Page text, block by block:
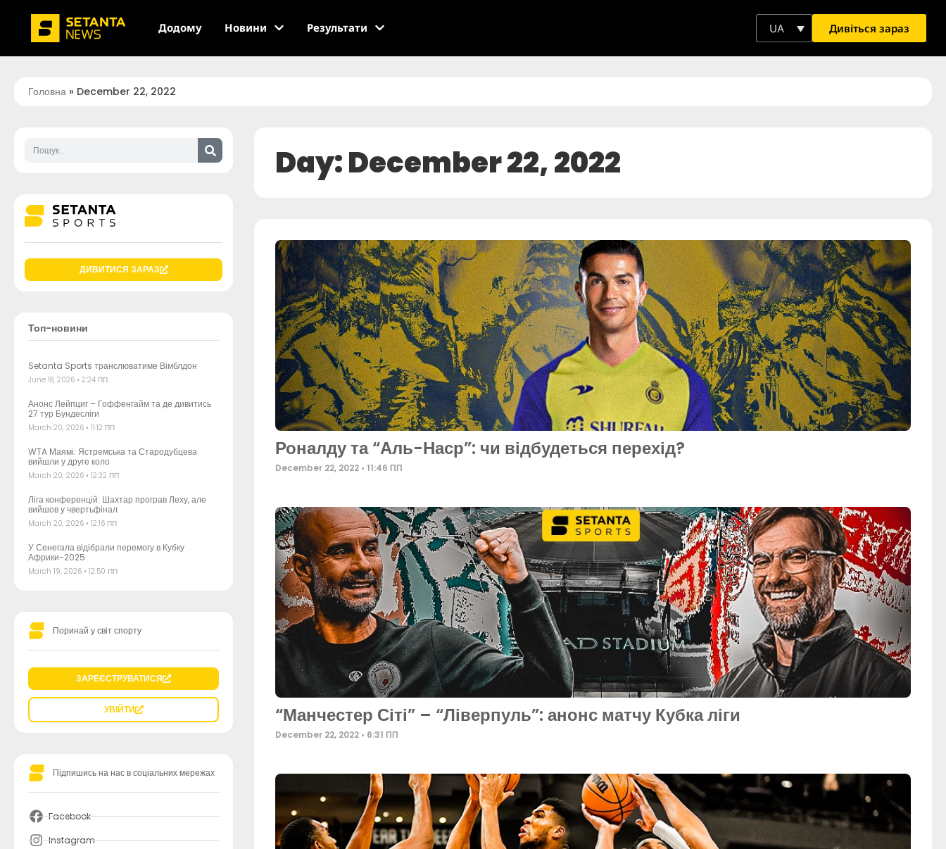
Додому Новини Результати UA Дивіться зараз
Головна » December 22, 2022
ДИВИТИСЯ ЗАРАЗ
Топ-новини
Setanta Sports транслюватиме Вімблдон
June 18, 2026 2:24 ПП
Анонс Лейпциг – Гоффенгайм та де дивитись
27 тур Бундесліги
March 20, 2026 11:12 ПП
WTA Маямі: Ястремська та Стародубцева
вийшли у друге коло
March 20, 2026 12:32 ПП
Ліга конференцій: Шахтар програв Леху, але
вийшов у чвертьфінал
March 20, 2026 12:16 ПП
У Сенегала відібрали перемогу в Кубку
Африки-2025
March 19, 2026 12:50 ПП
Поринай у світ спорту
ЗАРЕЄСТРУВАТИСЯ
УВІЙТИ
Підпишись на нас в соціальних мережах
Facebook
Instagram
Day: December 22, 2022
Роналду та “Аль-Наср”: чи відбудеться перехід?
December 22, 2022 11:46 ПП
“Манчестер Сіті” – “Ліверпуль”: анонс матчу Кубка ліги
December 22, 2022 6:31 ПП